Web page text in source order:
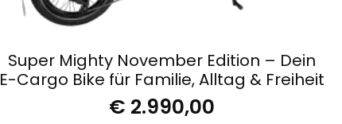
Super Mighty November Edition – Dein
E-Cargo Bike für Familie, Alltag & Freiheit
€ 2.990,00